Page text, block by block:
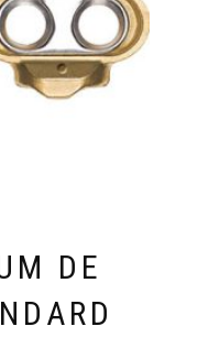
DE